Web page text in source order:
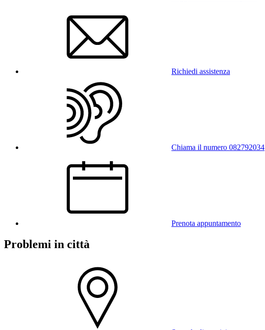
Richiedi assistenza
Chiama il numero 082792034
Prenota appuntamento
Problemi in città